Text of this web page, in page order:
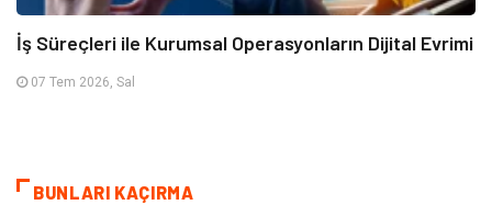
İş Süreçleri ile Kurumsal Operasyonların Dijital Evrimi
07 Tem 2026, Sal
BUNLARI KAÇIRMA